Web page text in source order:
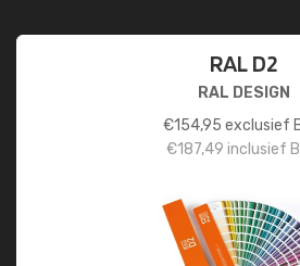
RAL D2
RAL DESIGN
€154,95 exclusief
€187,49 inclusief